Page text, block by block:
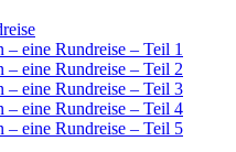
– eine Rundreise – Teil 1
– eine Rundreise – Teil 2
– eine Rundreise – Teil 3
– eine Rundreise – Teil 4
– eine Rundreise – Teil 5